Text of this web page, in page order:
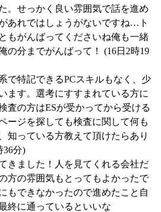
。せっかく良い雰囲気で話を進め
あれではしょうがないですね…ト
もがんばってくださいね俺も一緒
の分までがんばって！ (16日2時19
で特記できるPCスキルもなく、少
ます。選考にすすまれている方に
査の方はESが受かってから受ける
ージを探しても検査に関して何も
知っている方教えて頂けたらあり
36分)
きました！人を見てくれる会社だ
方の雰囲気もとってもよかったで
もできなかったので進めたこと自
終に通っているといいな